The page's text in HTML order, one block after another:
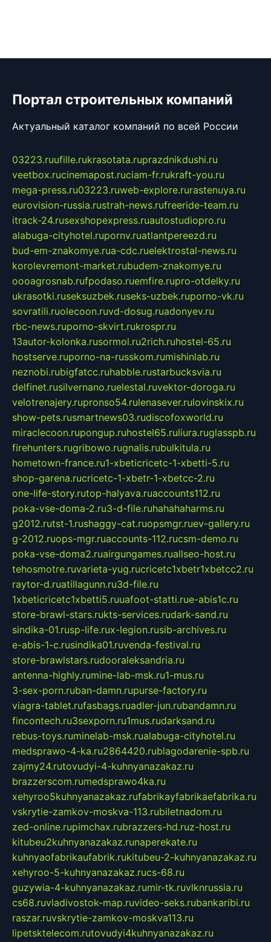
Портал строительных компаний
Актуальный каталог компаний по всей России
03223.ruufille.rukrasotata.ruprazdnikdushi.ru
veetbox.rucinemapost.ruciam-fr.rukraft-you.ru
mega-press.ru03223.ruweb-explore.rurastenuya.ru
eurovision-russia.rustrah-news.rufreeride-team.ru
itrack-24.rusexshopexpress.ruautostudiopro.ru
alabuga-cityhotel.rupornv.ruatlantpereezd.ru
bud-em-znakomye.rua-cdc.ruelektrostal-news.ru
korolevremont-market.rubudem-znakomye.ru
oooagrosnab.rufpodaso.ruemfire.rupro-otdelky.ru
ukrasotki.ruseksuzbek.ruseks-uzbek.ruporno-vk.ru
sovratili.ruolecoon.ruvd-dosug.ruadonyev.ru
rbc-news.ruporno-skvirt.rukrospr.ru
13autor-kolonka.rusormol.ru2rich.ruhostel-65.ru
hostserve.ruporno-na-russkom.rumishinlab.ru
neznobi.rubigfatcc.ruhabble.rustarbucksvia.ru
delfinet.rusilvernano.ruelestal.ruvektor-doroga.ru
velotrenajery.rupronso54.rulenasever.rulovinskix.ru
show-pets.rusmartnews03.rudiscofoxworld.ru
miraclecoon.rupongup.ruhostel65.ruliura.ruglasspb.ru
firehunters.rugribowo.rugnalis.rubulkitula.ru
hometown-france.ru1-xbeticricetc-1-xbetti-5.ru
shop-garena.rucricetc-1-xbetr-1-xbetcc-2.ru
one-life-story.rutop-halyava.ruaccounts112.ru
poka-vse-doma-2.ru3-d-file.ruhahahaharms.ru
g2012.rutst-1.rushaggy-cat.ruopsmgr.ruev-gallery.ru
g-2012.ruops-mgr.ruaccounts-112.rucsm-demo.ru
poka-vse-doma2.ruairgungames.ruallseo-host.ru
tehosmotre.ruvarieta-yug.rucricetc1xbetr1xbetcc2.ru
raytor-d.ruatillagunn.ru3d-file.ru
1xbeticricetc1xbetti5.ruuafoot-statti.rue-abis1c.ru
store-brawl-stars.rukts-services.rudark-sand.ru
sindika-01.rusp-life.rux-legion.rusib-archives.ru
e-abis-1-c.rusindika01.ruvenda-festival.ru
store-brawlstars.rudooraleksandria.ru
antenna-highly.rumine-lab-msk.ru1-mus.ru
3-sex-porn.ruban-damn.rupurse-factory.ru
viagra-tablet.rufasbags.ruadler-jun.rubandamn.ru
fincontech.ru3sexporn.ru1mus.rudarksand.ru
rebus-toys.ruminelab-msk.rualabuga-cityhotel.ru
medsprawo-4-ka.ru2864420.rublagodarenie-spb.ru
zajmy24.rutovudyi-4-kuhnyanazakaz.ru
brazzerscom.rumedsprawo4ka.ru
xehyroo5kuhnyanazakaz.rufabrikayfabrikaefabrika.ru
vskrytie-zamkov-moskva-113.rubiletnadom.ru
zed-online.rupimchax.rubrazzers-hd.ruz-host.ru
kitubeu2kuhnyanazakaz.runaperekate.ru
kuhnyaofabrikaufabrik.rukitubeu-2-kuhnyanazakaz.ru
xehyroo-5-kuhnyanazakaz.rucs-68.ru
guzywia-4-kuhnyanazakaz.rumir-tk.ruvlknrussia.ru
cs68.ruvladivostok-map.ruvideo-seks.rubankaribi.ru
raszar.ruvskrytie-zamkov-moskva113.ru
lipetsktelecom.rutovudyi4kuhnyanazakaz.ru